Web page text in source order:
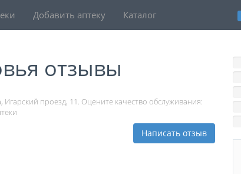
Добавить аптеку Каталог
отзывы
проезд, 11. Оцените качество обслуживания:
Написать отзыв